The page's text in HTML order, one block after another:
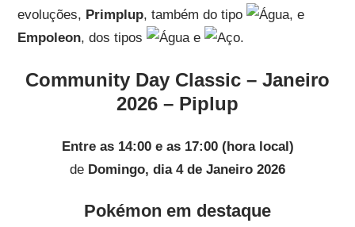
evoluções, Primplup, também do tipo
, e
Empoleon, dos tipos e .
Community Day Classic – Janeiro
2026 – Piplup
Entre as 14:00 e as 17:00 (hora local)
de Domingo, dia 4 de Janeiro 2026
Pokémon em destaque